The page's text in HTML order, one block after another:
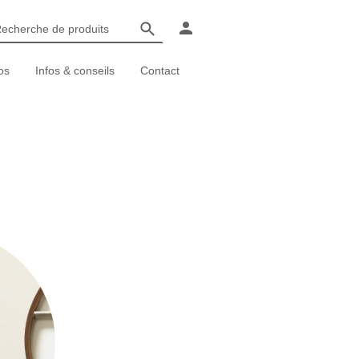
Infos & conseils Contact